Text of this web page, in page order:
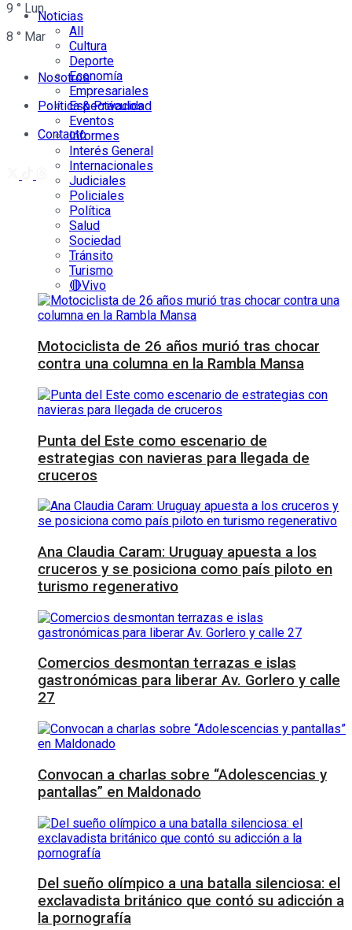
9 ° Lun
8 ° Mar
Nosotros
Política & Privacidad
Contacto
Noticias
All
Cultura
Deporte
Economía
Empresariales
Espectáculos
Eventos
Informes
Interés General
Internacionales
Judiciales
Policiales
Política
Salud
Sociedad
Tránsito
Turismo
🔴Vivo
Motociclista de 26 años murió tras chocar
contra una columna en la Rambla Mansa
Punta del Este como escenario de
estrategias con navieras para llegada de
cruceros
Ana Claudia Caram: Uruguay apuesta a los
cruceros y se posiciona como país piloto en
turismo regenerativo
Comercios desmontan terrazas e islas
gastronómicas para liberar Av. Gorlero y calle
27
Convocan a charlas sobre “Adolescencias y
pantallas” en Maldonado
Del sueño olímpico a una batalla silenciosa: el
exclavadista británico que contó su adicción a
la pornografía